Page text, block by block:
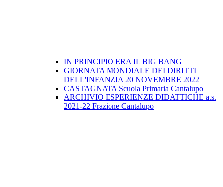
IN PRINCIPIO ERA IL BIG BANG
GIORNATA MONDIALE DEI DIRITTI
DELL'INFANZIA 20 NOVEMBRE 2022
CASTAGNATA Scuola Primaria Cantalupo
ARCHIVIO ESPERIENZE DIDATTICHE a.s.
2021-22 Frazione Cantalupo